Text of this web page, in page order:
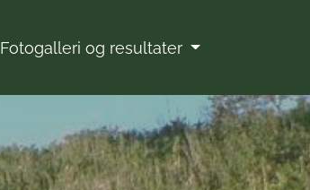
Fotogalleri og resultater